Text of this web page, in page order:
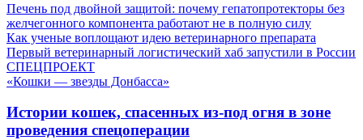
Печень под двойной защитой: почему гепатопротекторы без
желчегонного компонента работают не в полную силу
Как ученые воплощают идею ветеринарного препарата
Первый ветеринарный логистический хаб запустили в России
СПЕЦПРОЕКТ
«Кошки — звезды Донбасса»
Истории кошек, спасенных из-под огня в зоне
проведения спецоперации